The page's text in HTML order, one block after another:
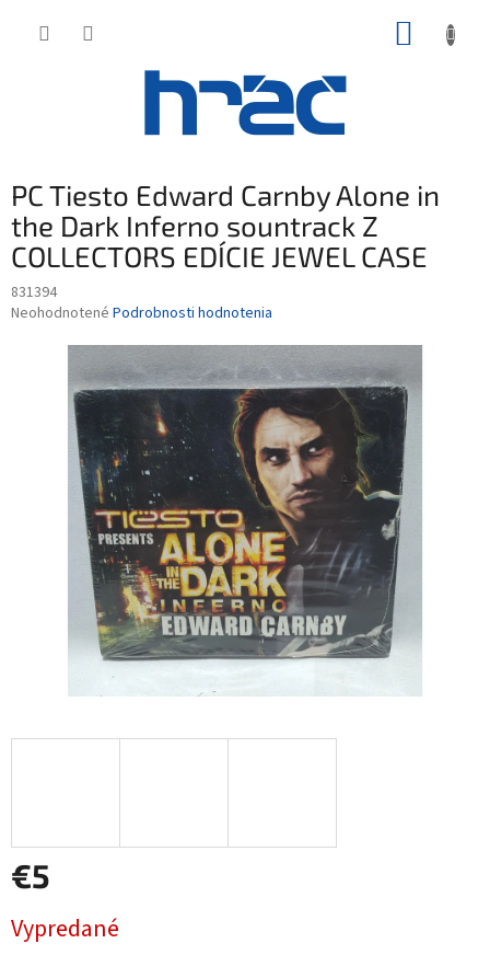
PC Tiesto Edward Carnby Alone in
the Dark Inferno sountrack Z
COLLECTORS EDÍCIE JEWEL CASE
831394
Priemerné
hviezdičiek.
Neohodnotené Podrobnosti hodnotenia
€5
cena:
Vypredané